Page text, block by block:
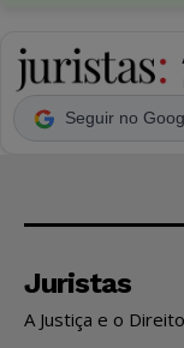
Seguir no
Juristas
A Justiça e o